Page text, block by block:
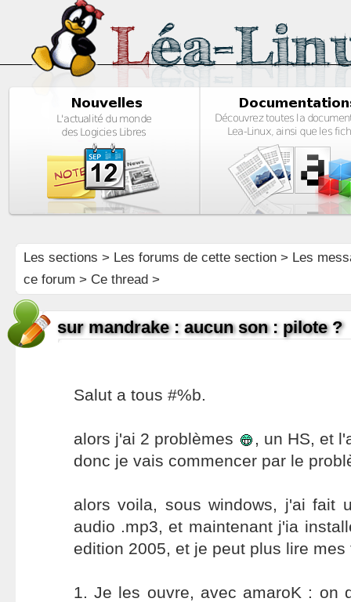
Les sections > Les forums de cette section> Les
ce forum > Ce thread >
sur mandrake : aucun son : pilote ?
Salut a tous #%b.
alors j'ai 2 problèmes
, un HS, et
donc je vais commencer par le
alors voila, sous windows, j'ai fait
audio .mp3, et maintenant j'ia
edition 2005, et je peut plus lire mes
1. Je les ouvre, avec amaroK : on